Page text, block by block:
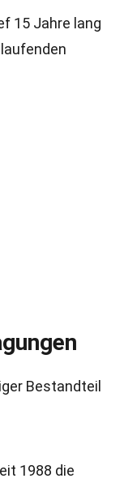
15 Jahre lang
Bestandteil
1988 die